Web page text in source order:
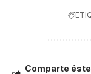
Comparte éste